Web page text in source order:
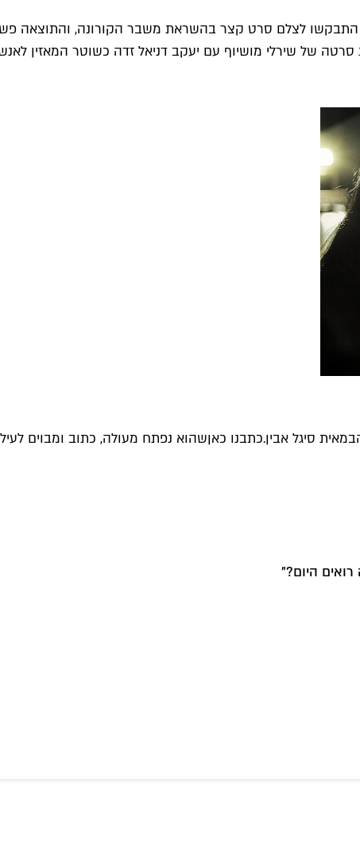
הנהדר הזה, זה הזמן לתפוס אותו. 13 יוצרים ויוצרות התבקשו לצלם סרט קצר בהשראת
של שירלי מושיוף עם יעקב דניאל זדה כשוטר המאזין
סיגל אבין.כתבנו כאןשהוא נפתח מעולה, כתוב ומבוים
היום?"